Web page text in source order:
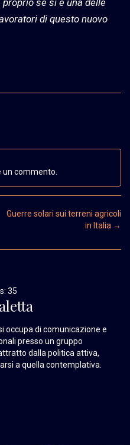
di questo nuovo
un commento.
Guerre solari sui terreni agricoli
in Italia →
35
occupa di comunicazione e
presso un gruppo
dalla politica attiva,
a quella contemplativa.